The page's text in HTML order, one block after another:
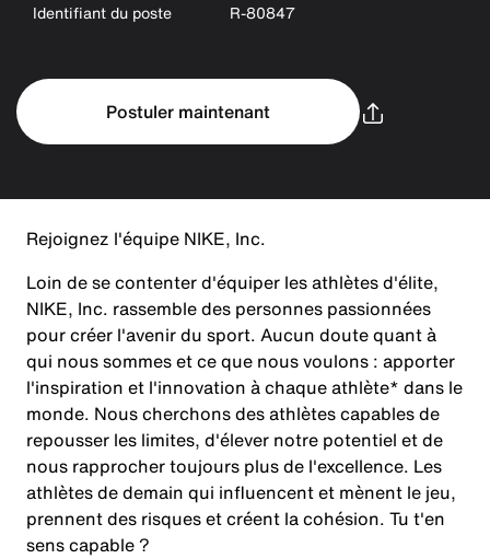
Identifiant du poste R-80847
Postuler maintenant
Rejoignez l'équipe NIKE, Inc.
Loin de se contenter d'équiper les athlètes d'élite,
NIKE, Inc. rassemble des personnes passionnées
pour créer l'avenir du sport. Aucun doute quant à
qui nous sommes et ce que nous voulons : apporter
l'inspiration et l'innovation à chaque athlète* dans le
monde. Nous cherchons des athlètes capables de
repousser les limites, d'élever notre potentiel et de
nous rapprocher toujours plus de l'excellence. Les
athlètes de demain qui influencent et mènent le jeu,
prennent des risques et créent la cohésion. Tu t'en
sens capable ?